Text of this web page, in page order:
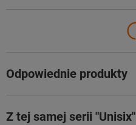
Odpowiednie produkty
Z tej samej serii "Unisix"